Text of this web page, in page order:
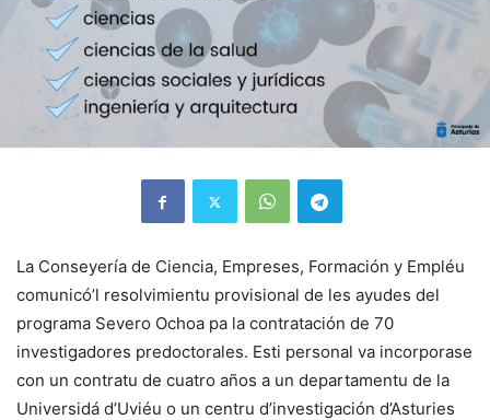
La Conseyería de Ciencia, Empreses, Formación y Empléu
comunicó’l resolvimientu provisional de les ayudes del
programa Severo Ochoa pa la contratación de 70
investigadores predoctorales. Esti personal va incorporase
con un contratu de cuatro años a un departamentu de la
Universidá d’Uviéu o un centru d’investigación d’Asturies